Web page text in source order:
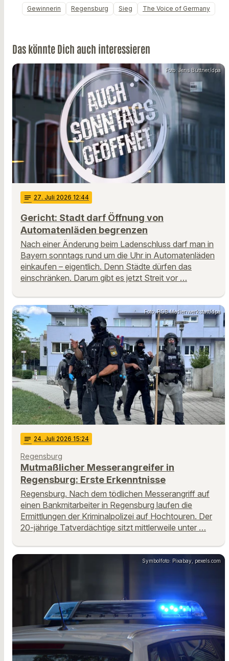
Gewinnerin Regensburg Sieg The Voice of Germany
Das könnte Dich auch interessieren
Foto: Jens Büttner/dpa
notes 27. Juli 2026 12:44
Gericht: Stadt darf Öffnung von
Automatenläden begrenzen
Nach einer Änderung beim Ladenschluss darf man in
Bayern sonntags rund um die Uhr in Automatenläden
einkaufen – eigentlich. Denn Städte dürfen das
einschränken. Darum gibt es jetzt Streit vor …
Foto: RGB Medienwerkstatt/dpa
notes 24. Juli 2026 15:24
Regensburg
Mutmaßlicher Messerangreifer in
Regensburg: Erste Erkenntnisse
Regensburg. Nach dem tödlichen Messerangriff auf
einen Bankmitarbeiter in Regensburg laufen die
Ermittlungen der Kriminalpolizei auf Hochtouren. Der
20-jährige Tatverdächtige sitzt mittlerweile unter …
Symbolfoto: Pixabay, pexels.com